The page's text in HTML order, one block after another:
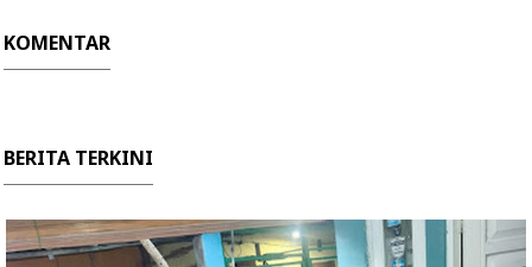
KOMENTAR
BERITA TERKINI